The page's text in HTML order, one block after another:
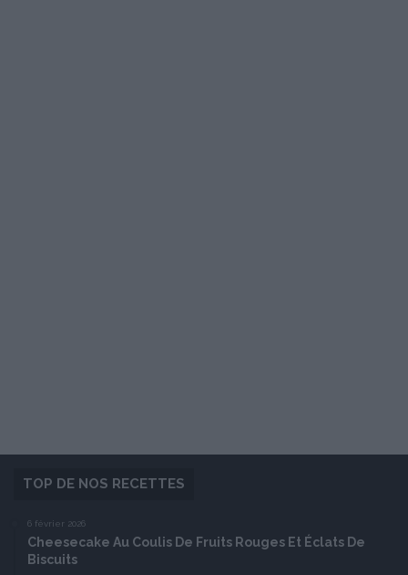
TOP DE NOS RECETTES
6 février 2026
Cheesecake Au Coulis De Fruits Rouges Et Éclats De
Biscuits